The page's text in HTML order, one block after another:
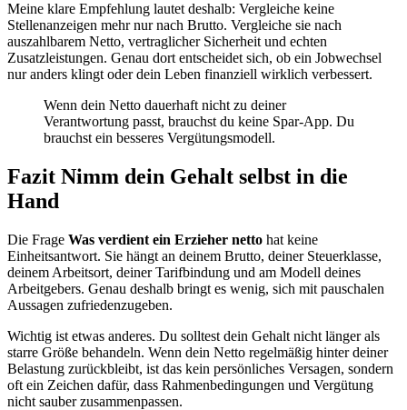
Meine klare Empfehlung lautet deshalb: Vergleiche keine
Stellenanzeigen mehr nur nach Brutto. Vergleiche sie nach
auszahlbarem Netto, vertraglicher Sicherheit und echten
Zusatzleistungen. Genau dort entscheidet sich, ob ein Jobwechsel
nur anders klingt oder dein Leben finanziell wirklich verbessert.
Wenn dein Netto dauerhaft nicht zu deiner
Verantwortung passt, brauchst du keine Spar-App. Du
brauchst ein besseres Vergütungsmodell.
Fazit Nimm dein Gehalt selbst in die
Hand
Die Frage Was verdient ein Erzieher netto hat keine
Einheitsantwort. Sie hängt an deinem Brutto, deiner Steuerklasse,
deinem Arbeitsort, deiner Tarifbindung und am Modell deines
Arbeitgebers. Genau deshalb bringt es wenig, sich mit pauschalen
Aussagen zufriedenzugeben.
Wichtig ist etwas anderes. Du solltest dein Gehalt nicht länger als
starre Größe behandeln. Wenn dein Netto regelmäßig hinter deiner
Belastung zurückbleibt, ist das kein persönliches Versagen, sondern
oft ein Zeichen dafür, dass Rahmenbedingungen und Vergütung
nicht sauber zusammenpassen.